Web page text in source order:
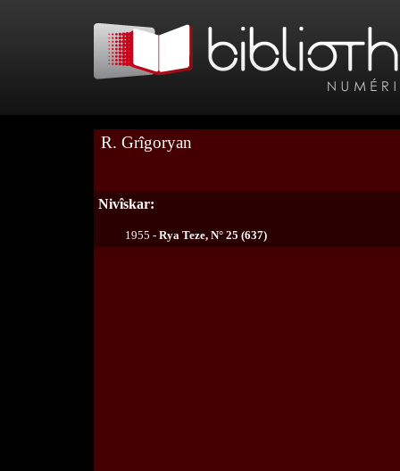
R. Grîgoryan
Nivîskar:
1955 - Rya Teze, N° 25 (637)